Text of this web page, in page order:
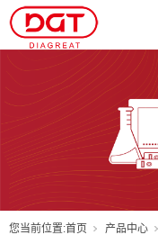
您当前位置:首页 产品中心